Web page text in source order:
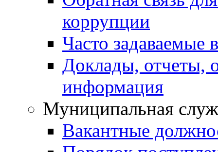
коррупции
Часто задаваемые
Доклады, отчеты,
информация
Муниципальная
Вакантные